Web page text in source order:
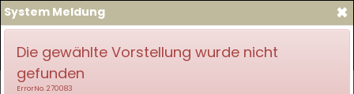
×
System Meldung
Die gewählte Vorstellung wurde nicht
gefunden
ErrorNo. 270083